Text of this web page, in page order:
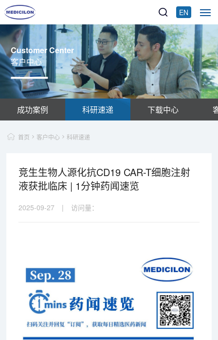
EN
Customer Center
客户中心
成功案例 科研速递 下载中心
首页 客户中心 科研速递
竞生生物人源化抗CD19 CAR-T细胞注射
液获批临床 | 1分钟药闻速览
2025-09-27 | 访问量：